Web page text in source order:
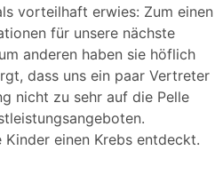
vorteilhaft erwies: Zum einen
für unsere nächste
anderen haben sie höflich
dass uns ein paar Vertreter
nicht zu sehr auf die Pelle
einen Krebs entdeckt.